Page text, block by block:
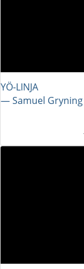
YÖ-LINJA
― Samuel Gryning